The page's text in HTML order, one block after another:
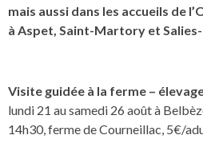
mais aussi dans les accueils de
à Aspet, Saint-Martory et
Visite guidée à la ferme –
lundi 21 au samedi 26 août à
14h30, ferme de Courneillac, 5€/